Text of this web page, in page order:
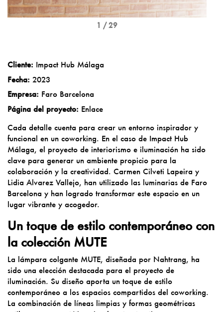
1 / 29
Cliente: Impact Hub Málaga
Fecha: 2023
Empresa: Faro Barcelona
Página del proyecto: Enlace
Cada detalle cuenta para crear un entorno inspirador y
funcional en un coworking. En el caso de Impact Hub
Málaga, el proyecto de interiorismo e iluminación ha sido
clave para generar un ambiente propicio para la
colaboración y la creatividad. Carmen Cilveti Lapeira y
Lidia Alvarez Vallejo, han utilizado las luminarias de Faro
Barcelona y han logrado transformar este espacio en un
lugar vibrante y acogedor.
Un toque de estilo contemporáneo con
la colección MUTE
La lámpara colgante MUTE, diseñada por Nahtrang, ha
sido una elección destacada para el proyecto de
iluminación. Su diseño aporta un toque de estilo
contemporáneo a los espacios compartidos del coworking.
La combinación de líneas limpias y formas geométricas